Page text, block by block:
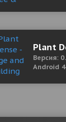
Plant
Версия:
Android